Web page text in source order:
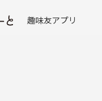
趣味友アプリ